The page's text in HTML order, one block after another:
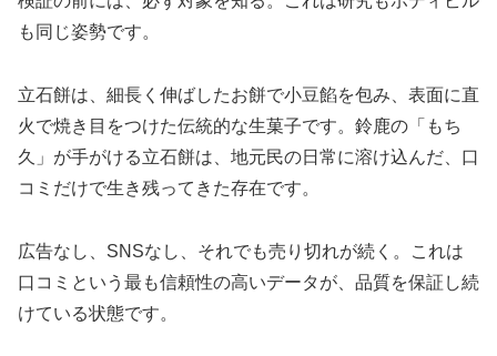
も同じ姿勢です。
立石餅は、細長く伸ばしたお餅で小豆餡を包み、表面に直
火で焼き目をつけた伝統的な生菓子です。鈴鹿の「もち
久」が手がける立石餅は、地元民の日常に溶け込んだ、口
コミだけで生き残ってきた存在です。
広告なし、SNSなし、それでも売り切れが続く。これは
口コミという最も信頼性の高いデータが、品質を保証し続
けている状態です。